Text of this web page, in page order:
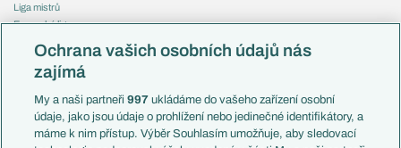
Liga mistrů
Evropská liga
Mistrovství světa
Liga národů
Témata
Představení týmů MS
Česko
Francie
Itálie
Německo
Ochrana vašich osobních údajů nás
zajímá
My a naši partneři997 ukládáme do vašeho zařízení osobní
údaje, jako jsou údaje o prohlížení nebo jedinečné identifikátory, a
máme k nim přístup. Výběr Souhlasím umožňuje, aby sledovací